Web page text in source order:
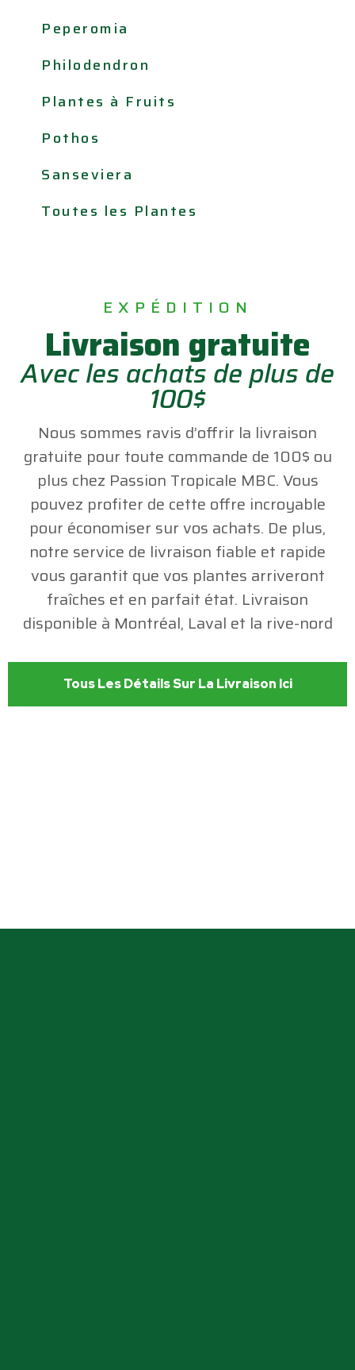
Peperomia
Philodendron
Plantes à Fruits
Pothos
Sanseviera
Toutes les Plantes
EXPÉDITION
Livraison gratuite
Avec les achats de plus de
100$
Nous sommes ravis d’offrir la livraison
gratuite pour toute commande de 100$ ou
plus chez Passion Tropicale MBC. Vous
pouvez profiter de cette offre incroyable
pour économiser sur vos achats. De plus,
notre service de livraison fiable et rapide
vous garantit que vos plantes arriveront
fraîches et en parfait état. Livraison
disponible à Montréal, Laval et la rive-nord
Tous Les Détails Sur La Livraison Ici